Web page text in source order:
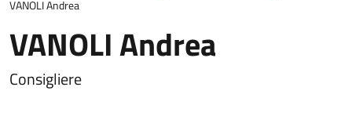
VANOLI Andrea
VANOLI Andrea
Consigliere